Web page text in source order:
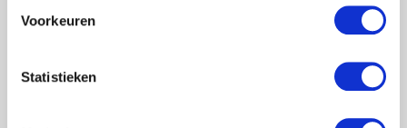
Voorkeuren
Statistieken
Indonesische grafisch vormgever wilde werken, die
vervolgens het spel moest laten produceren bij een
Indonesische drukker. De man die Savica had